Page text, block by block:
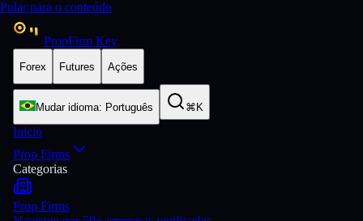
Pular para o conteúdo
PropFirm Key
Forex Futures Ações
Mudar idioma: Português ⌘K
Inicio
Prop Firms
Categorias
Prop Firms